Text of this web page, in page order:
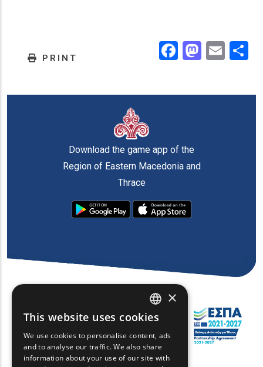
PRINT Facebook
Download the game app of the
Region of Eastern Macedonia and
Thrace
ENGLISH
GREEK
FRENCH
×
This website uses cookies
We use cookies to personalise content, ads
and to analyse our traffic. We also share
information about your use of our site with